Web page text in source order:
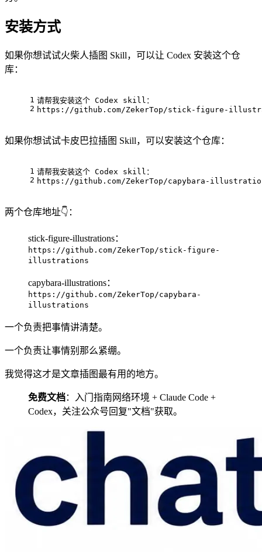
安装方式
如果你想试试火柴人插图 Skill，可以让 Codex 安装这个仓
库：
1
2
请帮我安装这个 Codex skill：
https://github.com/ZekerTop/stick-figure-
如果你想试试卡皮巴拉插图 Skill，可以安装这个仓库：
1
2
请帮我安装这个 Codex skill：
https://github.com/ZekerTop/capybara-
两个仓库地址👇：
stick-figure-illustrations：
https://github.com/ZekerTop/stick-figure-
illustrations
capybara-illustrations：
https://github.com/ZekerTop/capybara-
illustrations
一个负责把事情讲清楚。
一个负责让事情别那么紧绷。
我觉得这才是文章插图最有用的地方。
免费文档：入门指南网络环境 + Claude Code +
Codex，关注公众号回复"文档"获取。